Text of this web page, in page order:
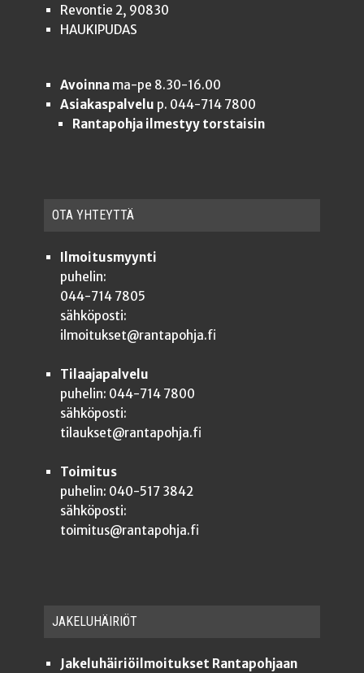
Revontie 2, 90830
HAUKIPUDAS
Avoinnama-pe 8.30-16.00
Asiakaspalvelu p. 044-714 7800
Rantapohja ilmestyy torstaisin
OTA YHTEYT­TÄ
Ilmoitusmyynti
puhelin:
044-714 7805
sähköposti:
ilmoitukset@rantapohja.fi
Tilaajapalvelu
puhelin: 044-714 7800
sähköposti:
tilaukset@rantapohja.fi
Toimitus
puhelin: 040-517 3842
sähköposti:
toimitus@rantapohja.fi
JAKE­LU­HÄI­RIÖT
Jakeluhäiriöilmoitukset Rantapohjaan